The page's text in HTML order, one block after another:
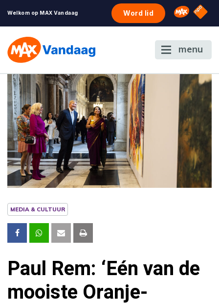
Welkom op MAX Vandaag Word lid Omroep
NPO
menu
MEDIA & CULTUUR
Paul Rem: ‘Eén van de
mooiste Oranje-